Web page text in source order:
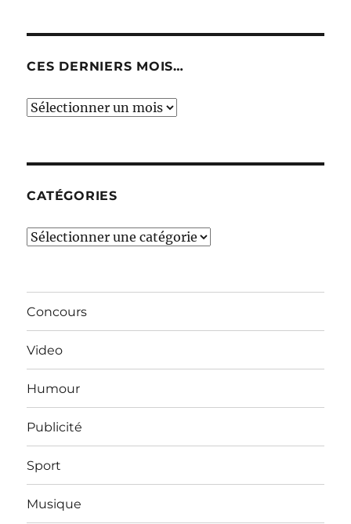
CES DERNIERS MOIS…
Ces
CATÉGORIES
Catégories
Concours
Video
Humour
Publicité
Sport
Musique